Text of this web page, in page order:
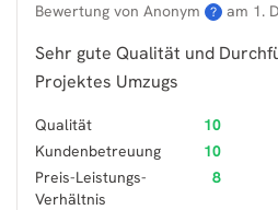
Bewertung von Anonym ? am 1.
Sehr gute Qualität und
Projektes Umzugs
Qualität
10
Kundenbetreuung
10
Preis-Leistungs-
Verhältnis
8